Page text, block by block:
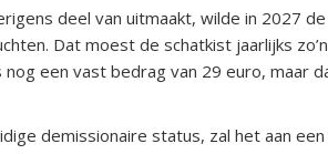
deel van uitmaakt, wilde in 2027
Dat moest de schatkist jaarlijks
een vast bedrag van 29 euro, maar
demissionaire status, zal het aan